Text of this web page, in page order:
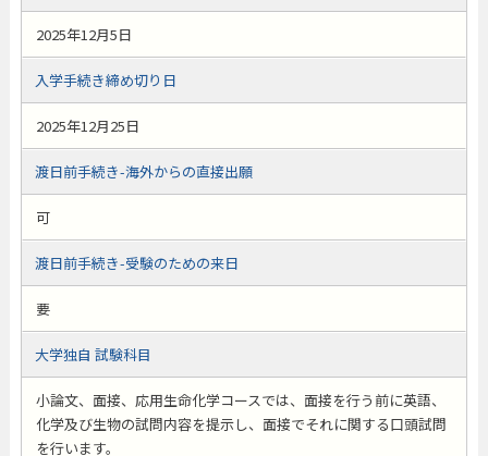
2025年12月5日
入学手続き締め切り日
2025年12月25日
渡日前手続き-海外からの直接出願
可
渡日前手続き-受験のための来日
要
大学独自 試験科目
小論文、面接、応用生命化学コースでは、面接を行う前に英語、
化学及び生物の試問内容を提示し、面接でそれに関する口頭試問
を行います。